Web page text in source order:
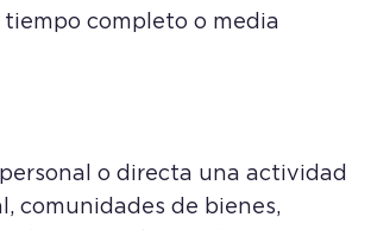
tiempo completo o media
o directa una actividad
comunidades de bienes,